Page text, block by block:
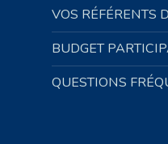
VOS RÉFÉRENTS
BUDGET
QUESTIONS